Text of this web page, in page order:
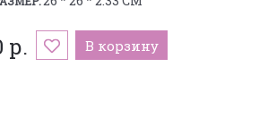
р. В корзину